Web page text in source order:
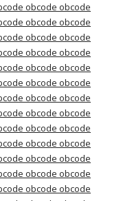
obcode obcode
obcode obcode
obcode obcode
obcode obcode
obcode obcode
obcode obcode
obcode obcode
obcode obcode
obcode obcode
obcode obcode
obcode obcode
obcode obcode
obcode obcode